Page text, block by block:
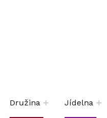
Družina Jídelna